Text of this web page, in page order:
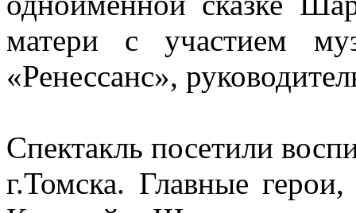
матери с участием
«Ренессанс»,
Спектакль посетили
г.Томска. Главные